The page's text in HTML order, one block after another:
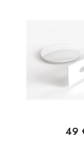
49